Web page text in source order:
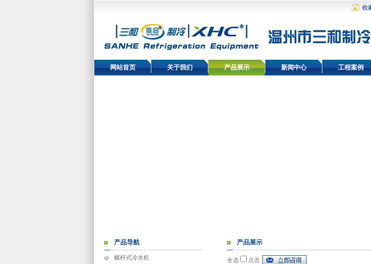
网站首页 关于我们 产品展示 新闻中心 工程案例
产品导航
螺杆式冷水机
产品展示
全选 点击